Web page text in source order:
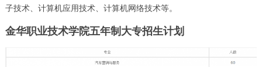
子技术、计算机应用技术、计算机网络技术等。
金华职业技术学院五年制大专招生计划